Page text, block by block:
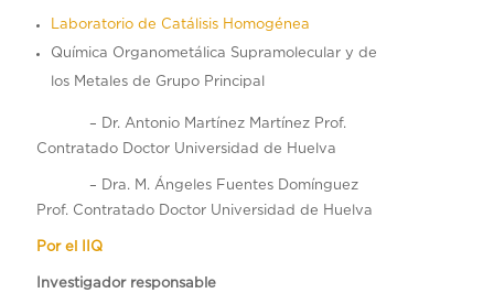
Laboratorio de Catálisis Homogénea
Química Organometálica Supramolecular y de
los Metales de Grupo Principal
– Dr. Antonio Martínez Martínez Prof.
Contratado Doctor Universidad de Huelva
– Dra. M. Ángeles Fuentes Domínguez
Prof. Contratado Doctor Universidad de Huelva
Por el IIQ
Investigador responsable